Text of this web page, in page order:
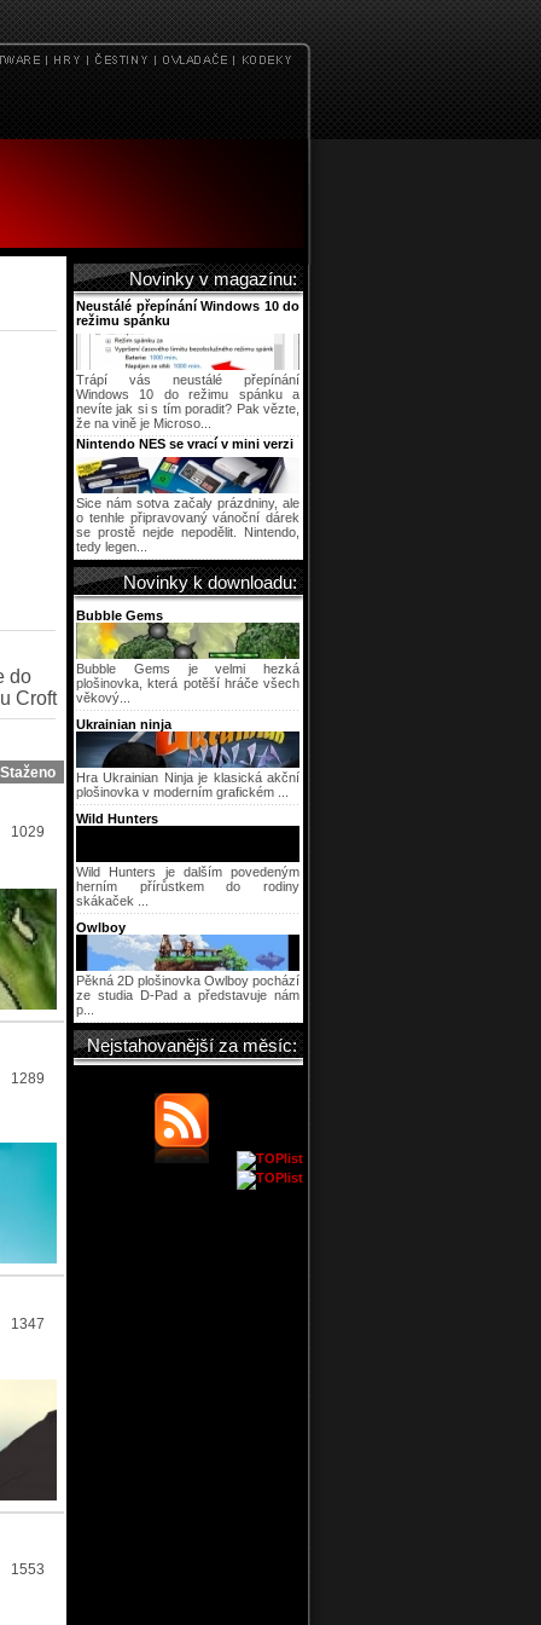
do
Croft
Staženo
1029
1289
1347
1553
Novinky v magazínu:
Neustálé přepínání Windows 10 do
režimu spánku
Trápí vás neustálé přepínání
Windows 10 do režimu spánku a
nevíte jak si s tím poradit? Pak vězte,
že na vině je Microso...
Nintendo NES se vrací v mini verzi
Sice nám sotva začaly prázdniny, ale
o tenhle připravovaný vánoční dárek
se prostě nejde nepodělit. Nintendo,
tedy legen...
Novinky k downloadu:
Bubble Gems
Bubble Gems je velmi hezká
plošinovka, která potěší hráče všech
věkový...
Ukrainian ninja
Hra Ukrainian Ninja je klasická akční
plošinovka v moderním grafickém ...
Wild Hunters
Wild Hunters je dalším povedeným
herním přírůstkem do rodiny
skákaček ...
Owlboy
Pěkná 2D plošinovka Owlboy pochází
ze studia D-Pad a představuje nám
p...
Nejstahovanější za měsíc: